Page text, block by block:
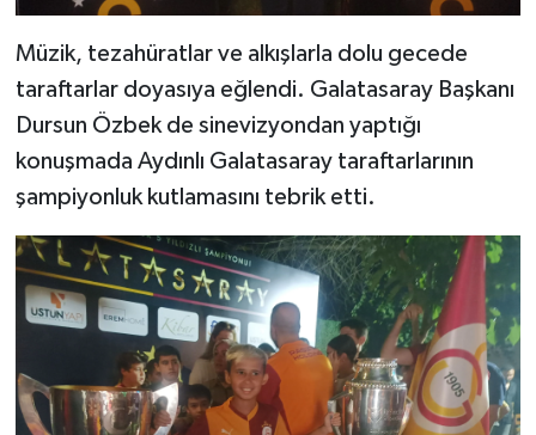
Müzik, tezahüratlar ve alkışlarla dolu gecede
taraftarlar doyasıya eğlendi. Galatasaray Başkanı
Dursun Özbek de sinevizyondan yaptığı
konuşmada Aydınlı Galatasaray taraftarlarının
şampiyonluk kutlamasını tebrik etti.